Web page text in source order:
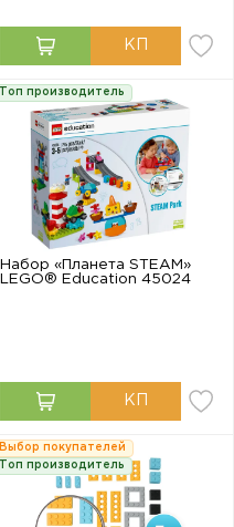
Топ производитель
Набор «Планета STEAM»
LEGO® Education 45024
Выбор покупателей
Топ производитель